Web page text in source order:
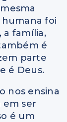
foi
a família,
é
parte
é Deus.
nos ensina
em ser
é um